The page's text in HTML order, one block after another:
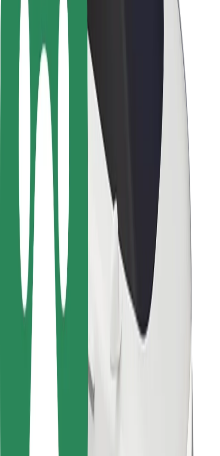
Keleivių saugumas
Vairuotojų saugumas
Paspirtukų saugumas
Saugumo laboratorija
Miestai
Vietovės
Sprendimai miestams
Oro uostai
„Bolt“ įkrovimo stotelės
Pagalba
Keleiviams
Vairuotojams
Kurjeriams
„Bolt Food“
Automobilių nuomos įmonių savininkams
Restoranams
„Bolt for Business“
Kita
Paslaugų teikėjai
Slapukai
Saugumas
Automobilis atvyks per kelias minutes!
Atsisiųsti programėlę „Bolt“
Raskite savo mėgstamą maistą!